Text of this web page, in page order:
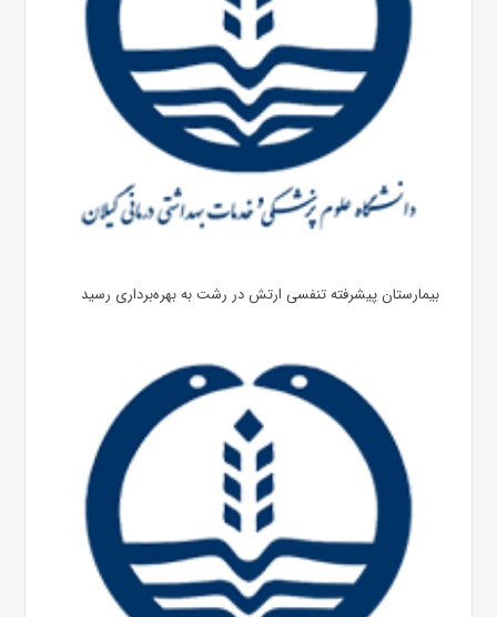
بیمارستان پیشرفته تنفسی ارتش در رشت به بهره‌برداری رسید